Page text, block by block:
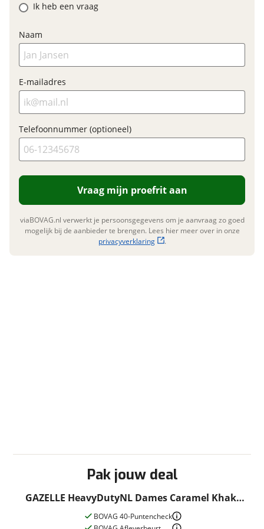
Financieel
Prijs
€ 849,-
BTW/marge
Bijtellingspercentage
Nieuwprijs
€ 849,-
BOVAG Garantie
Fabrieksgarantie van
toepassing
Fabrieksgarantie
Ja
Pak jouw deal
GAZELLE HeavyDutyNL Dames Caramel Khaki
Glans 54cm 2025
BOVAG 40-Puntencheck
Ik heb een vraag
Naam
E-mailadres
Telefoonnummer (optioneel)
Vraag mijn proefrit aan
viaBOVAG.nl verwerkt je persoonsgegevens om je aanvraag zo goed
mogelijk bij de aanbieder te brengen. Lees hier meer over in onze
privacyverklaring
.